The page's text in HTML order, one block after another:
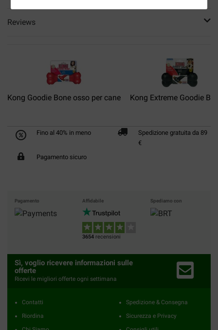
Reviews
Kong Goodie Bone osso per cane Kong Extreme Goodie
Fino al 40% in meno
Spedizione gratuita da 89
€
Pagamento sicuro
Pagamento Affidabile
3654 recensioni
Spediamo con
Sì, voglio ricevere informazioni sulle
offerte
Ricevi le migliori offerte ogni settimana
Contatti
Riordina
Spedizione & Consegna
Sicurezza e Privacy